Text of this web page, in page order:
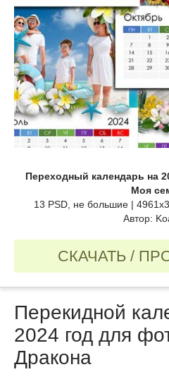
Переходный календарь на
Моя
13 PSD, не большие |
Автор:
СКАЧАТЬ /
Перекидной
2024 год для
Дракона